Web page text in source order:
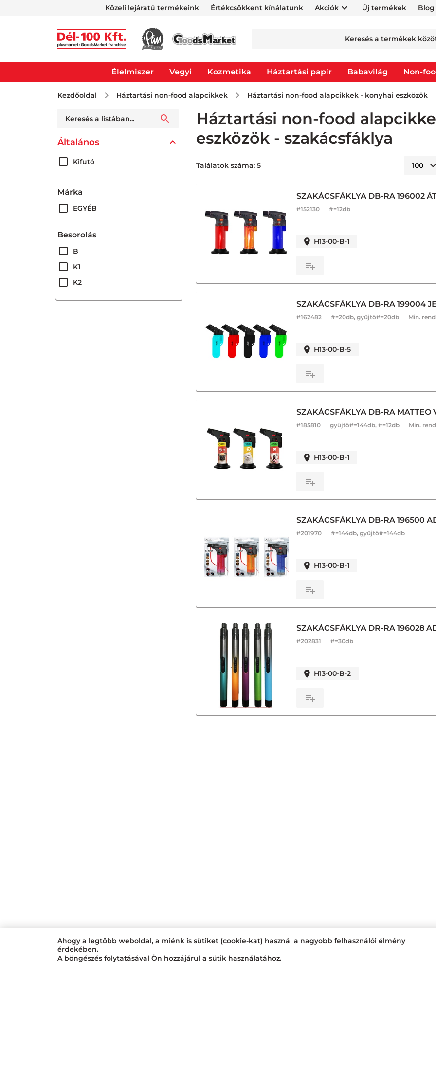
Közeli lejáratú termékeink Értékcsökkent kínálatunk Akciók Új termékek Blog
Élelmiszer Vegyi Kozmetika Háztartási papír Babavilág Non-
Kezdőoldal Háztartási non-food alapcikkek Háztartási non-food alapcikkek - konyhai eszközök
Háztartási non-food
eszközök - szakácsfáklya
Találatok száma: 5
SZAKÁCSFÁKLYA DB-RA 196002
#152130 #=12db
H13-00-B-1
SZAKÁCSFÁKLYA DB-RA 199004
#162482 #=20db, gyűjtő#=20db Min.
H13-00-B-5
SZAKÁCSFÁKLYA DB-RA MATTEO
#185810 gyűjtő#=144db, #=12db Min.
H13-00-B-1
SZAKÁCSFÁKLYA DB-RA 196500
#201970 #=144db, gyűjtő#=144db
H13-00-B-1
SZAKÁCSFÁKLYA DR-RA 196028
#202831 #=30db
H13-00-B-2
Általános
Kifutó
Márka
EGYÉB
Besorolás
B
K1
K2
Ahogy a legtöbb weboldal, a miénk is sütiket (cookie-kat) használ a nagyobb felhasználói élmény
érdekében.
A böngészés folytatásával Ön hozzájárul a sütik használatához.